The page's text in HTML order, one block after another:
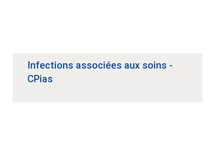
Infections associées aux soins -
CPias